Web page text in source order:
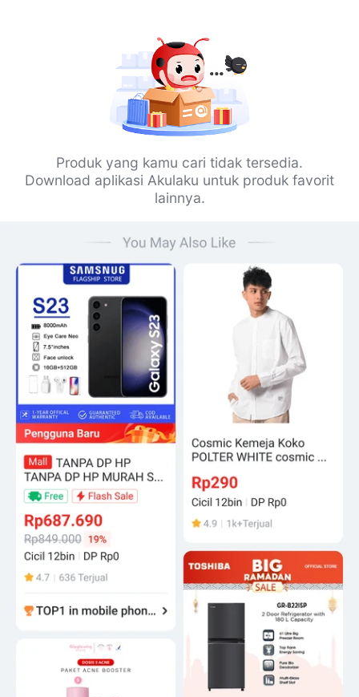
Produk yang kamu cari tidak tersedia.
Download aplikasi Akulaku untuk produk favorit
lainnya.